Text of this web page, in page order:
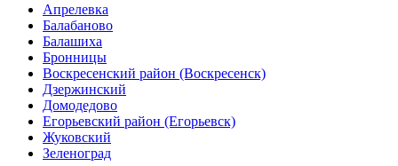
Апрелевка
Балабаново
Балашиха
Бронницы
Воскресенский район (Воскресенск)
Дзержинский
Домодедово
Егорьевский район (Егорьевск)
Жуковский
Зеленоград